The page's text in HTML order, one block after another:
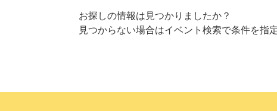
お探しの情報は見つかりましたか？
見つからない場合はイベント検索で条件を指